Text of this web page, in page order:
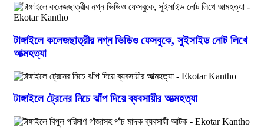
টাঙ্গাইলে কলেজছাত্রীর নগ্ন ভিডিও ফেসবুকে, সুইসাইড নোট লিখে
আত্মহত্যা
টাঙ্গাইলে ট্রেনের নিচে ঝাঁপ দিয়ে ব্যবসায়ীর আত্মহত্যা